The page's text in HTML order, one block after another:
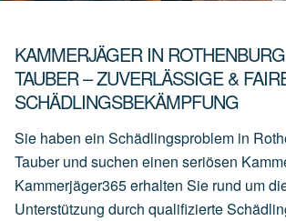
KAMMERJÄGER IN
TAUBER – ZUVERLÄSSIGE &
SCHÄDLINGSBEKÄMPFUNG
Sie haben ein Schädlingsproblem in
Tauber und suchen einen seriösen
Kammerjäger365 erhalten Sie rund um
Unterstützung durch qualifizierte